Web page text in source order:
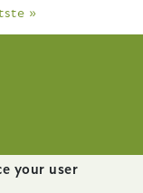
»
your user